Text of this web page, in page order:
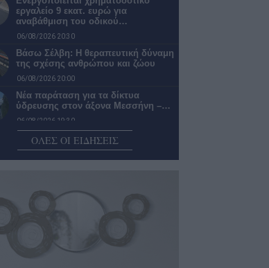
εργαλείο 9 εκατ. ευρώ για
αναβάθμιση του οδικού…
06/08/2026 20:30
Βάσω Σέλβη: Η θεραπευτική δύναμη
της σχέσης ανθρώπου και ζώου
06/08/2026 20:00
Νέα παράταση για τα δίκτυα
ύδρευσης στον άξονα Μεσσήνη –…
06/08/2026 19:30
«Πράσινο φως» για τη μετατροπή
του Παλαιού Γυμνασίου Πύλου σε…
Διοκλής
ΟΛΕΣ ΟΙ ΕΙΔΗΣΕΙΣ